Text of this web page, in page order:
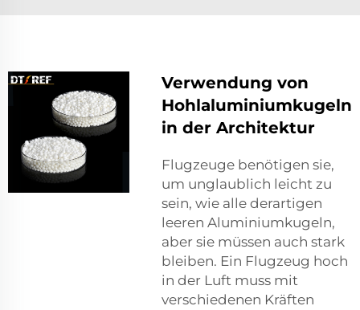
Verwendung von
Hohlaluminiumkugeln
in der Architektur
Flugzeuge benötigen sie,
um unglaublich leicht zu
sein, wie alle derartigen
leeren Aluminiumkugeln,
aber sie müssen auch stark
bleiben. Ein Flugzeug hoch
in der Luft muss mit
verschiedenen Kräften